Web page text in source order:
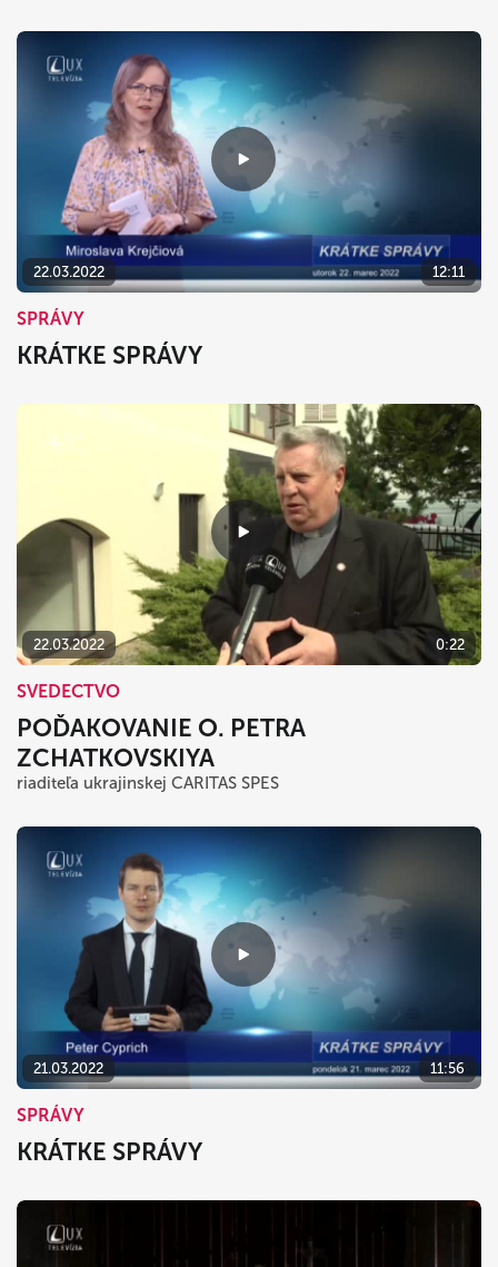
22.03.2022 12:11
SPRÁVY
KRÁTKE SPRÁVY
22.03.2022 0:22
SVEDECTVO
POĎAKOVANIE O. PETRA
ZCHATKOVSKIYA
riaditeľa ukrajinskej CARITAS SPES
21.03.2022 11:56
SPRÁVY
KRÁTKE SPRÁVY